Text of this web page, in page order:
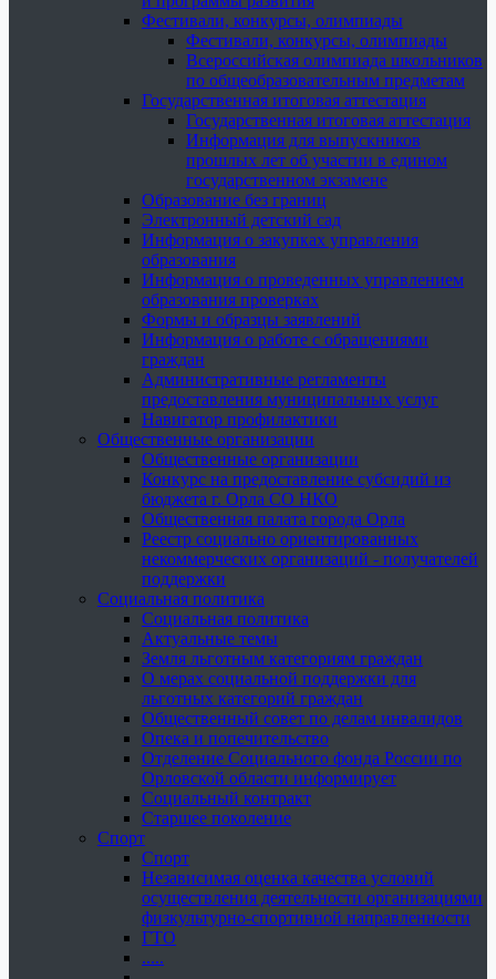
Фестивали, конкурсы, олимпиады
Фестивали, конкурсы, олимпиады
Всероссийская олимпиада школьников
по общеобразовательным предметам
Государственная итоговая аттестация
Государственная итоговая аттестация
Информация для выпускников
прошлых лет об участии в едином
государственном экзамене
Образование без границ
Электронный детский сад
Информация о закупках управления
образования
Информация о проведенных управлением
образования проверках
Формы и образцы заявлений
Информация о работе с обращениями
граждан
Административные регламенты
предоставления муниципальных услуг
Навигатор профилактики
Общественные организации
Общественные организации
Конкурс на предоставление субсидий из
бюджета г. Орла СО НКО
Общественная палата города Орла
Реестр социально ориентированных
некоммерческих организаций - получателей
поддержки
Социальная политика
Социальная политика
Актуальные темы
Земля льготным категориям граждан
О мерах социальной поддержки для
льготных категорий граждан
Общественный совет по делам инвалидов
Опека и попечительство
Отделение Социального фонда России по
Орловской области информирует
Социальный контракт
Старшее поколение
Спорт
Спорт
Независимая оценка качества условий
осуществления деятельности организациями
физкультурно-спортивной направленности
ГТО
.....